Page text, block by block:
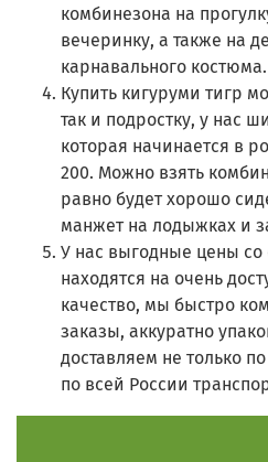
комбинезона на
вечеринку, а также на
карнавального костюма.
Купить кигуруми тигр
так и подростку, у нас
которая начинается в
200. Можно взять
равно будет хорошо
манжет на лодыжках и
У нас выгодные цены со
находятся на очень
качество, мы быстро
заказы, аккуратно
доставляем не только
по всей России